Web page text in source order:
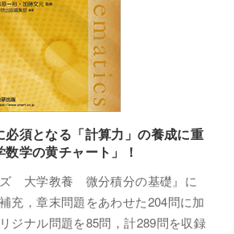
必須となる「計算力」の養成に重
学の黄チャート」！
ズ 大学教養 微分積分の基礎』に
充，章末問題をあわせた204問に加
ジナル問題を85問，計289問を収録